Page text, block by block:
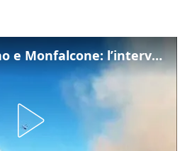
Incendio tra Duino e Monfalcone: l’intervento dei vigili del fuoco